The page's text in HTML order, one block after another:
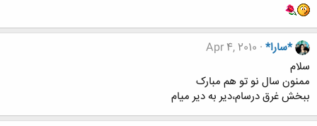
*سارا* Apr 4, 2010
سلام
ممنون سال نو تو هم مبارک
ببخش غرق درسام،دیر به دیر میام